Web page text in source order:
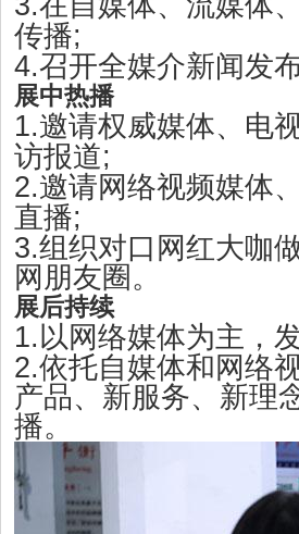
传播;
4.召开全媒介新闻发
展中热播
1.邀请权威媒体、电
访报道;
2.邀请网络视频媒体
直播;
3.组织对口网红大咖
网朋友圈。
展后持续
1.以网络媒体为主，
2.依托自媒体和网络
产品、新服务、新理
播。